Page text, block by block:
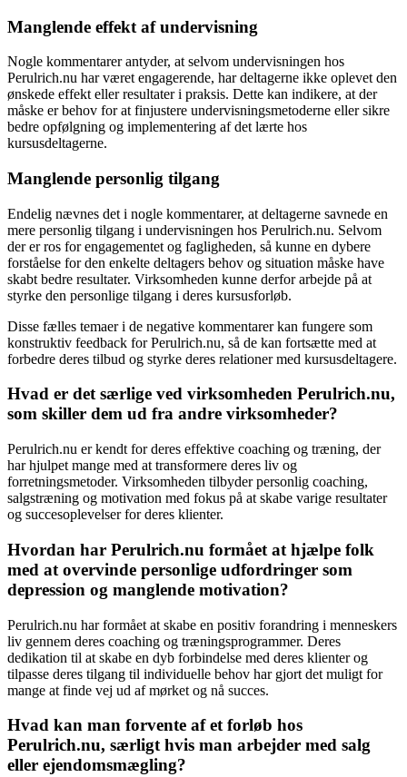
Manglende effekt af undervisning
Nogle kommentarer antyder, at selvom undervisningen hos
Perulrich.nu har været engagerende, har deltagerne ikke oplevet den
ønskede effekt eller resultater i praksis. Dette kan indikere, at der
måske er behov for at finjustere undervisningsmetoderne eller sikre
bedre opfølgning og implementering af det lærte hos
kursusdeltagerne.
Manglende personlig tilgang
Endelig nævnes det i nogle kommentarer, at deltagerne savnede en
mere personlig tilgang i undervisningen hos Perulrich.nu. Selvom
der er ros for engagementet og fagligheden, så kunne en dybere
forståelse for den enkelte deltagers behov og situation måske have
skabt bedre resultater. Virksomheden kunne derfor arbejde på at
styrke den personlige tilgang i deres kursusforløb.
Disse fælles temaer i de negative kommentarer kan fungere som
konstruktiv feedback for Perulrich.nu, så de kan fortsætte med at
forbedre deres tilbud og styrke deres relationer med kursusdeltagere.
Hvad er det særlige ved virksomheden Perulrich.nu,
som skiller dem ud fra andre virksomheder?
Perulrich.nu er kendt for deres effektive coaching og træning, der
har hjulpet mange med at transformere deres liv og
forretningsmetoder. Virksomheden tilbyder personlig coaching,
salgstræning og motivation med fokus på at skabe varige resultater
og succesoplevelser for deres klienter.
Hvordan har Perulrich.nu formået at hjælpe folk
med at overvinde personlige udfordringer som
depression og manglende motivation?
Perulrich.nu har formået at skabe en positiv forandring i menneskers
liv gennem deres coaching og træningsprogrammer. Deres
dedikation til at skabe en dyb forbindelse med deres klienter og
tilpasse deres tilgang til individuelle behov har gjort det muligt for
mange at finde vej ud af mørket og nå succes.
Hvad kan man forvente af et forløb hos
Perulrich.nu, særligt hvis man arbejder med salg
eller ejendomsmægling?